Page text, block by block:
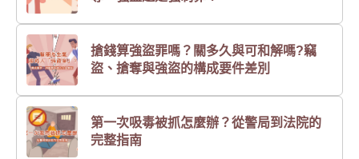
搶錢算強盜罪嗎？關多久與可和解嗎?竊
盜、搶奪與強盜的構成要件差別
第一次吸毒被抓怎麼辦？從警局到法院的
完整指南